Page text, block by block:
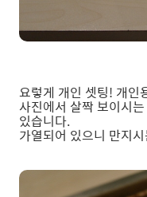
요렇게 개인 셋팅! 개인
사진에서 살짝 보이시
있습니다.
가열되어 있으니 만지